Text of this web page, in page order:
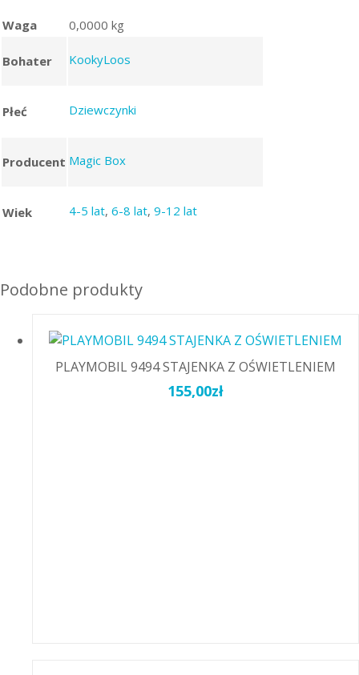
Waga 0,0000 kg
Bohater KookyLoos
Płeć Dziewczynki
Producent Magic Box
Wiek 4-5 lat, 6-8 lat, 9-12 lat
Podobne produkty
PLAYMOBIL 9494 STAJENKA Z OŚWIETLENIEM
155,00zł